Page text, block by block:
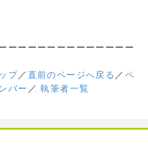
ーーーーーーーーーーーーー
プ／ 直前のページへ戻る ／ ペ
バー ／執筆者一覧